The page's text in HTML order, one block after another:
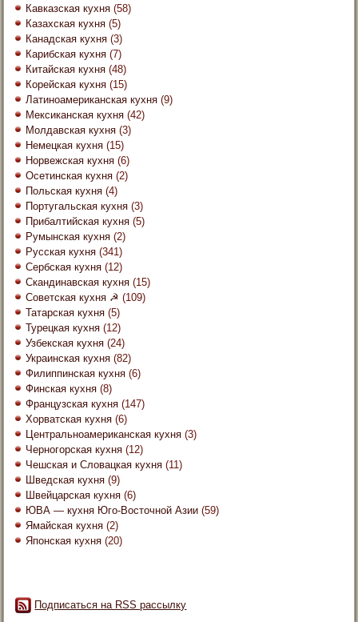
Кавказская кухня (58)
Казахская кухня (5)
Канадская кухня (3)
Карибская кухня (7)
Китайская кухня (48)
Корейская кухня (15)
Латиноамериканская кухня (9)
Мексиканская кухня (42)
Молдавская кухня (3)
Немецкая кухня (15)
Норвежская кухня (6)
Осетинская кухня (2)
Польская кухня (4)
Португальская кухня (3)
Прибалтийская кухня (5)
Румынская кухня (2)
Русская кухня (341)
Сербская кухня (12)
Скандинавская кухня (15)
Советская кухня ☭ (109)
Татарская кухня (5)
Турецкая кухня (12)
Узбекская кухня (24)
Украинская кухня (82)
Филиппинская кухня (6)
Финская кухня (8)
Французская кухня (147)
Хорватская кухня (6)
Центральноамериканская кухня (3)
Черногорская кухня (12)
Чешская и Словацкая кухня (11)
Шведская кухня (9)
Швейцарская кухня (6)
ЮВА — кухня Юго-Восточной Азии (59)
Ямайская кухня (2)
Японская кухня (20)
Подписаться на RSS рассылку